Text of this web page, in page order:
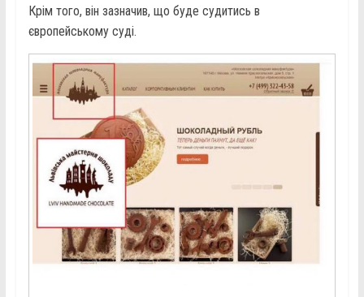
Крім того, він зазначив, що буде судитись в
європейському суді.